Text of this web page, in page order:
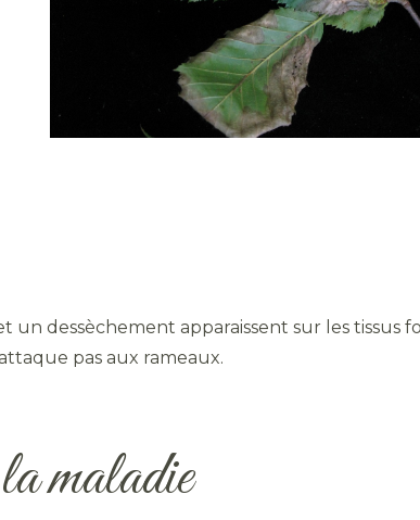
un dessèchement apparaissent sur les
pas aux rameaux.
maladie